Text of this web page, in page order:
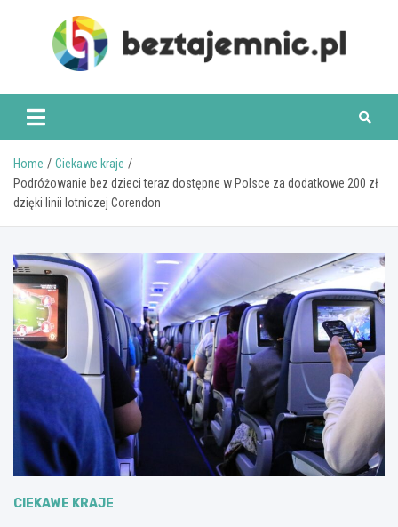
beztajemnic.pl
Home
Ciekawe kraje
Podróżowanie bez dzieci teraz dostępne w Polsce za dodatkowe 200 zł
dzięki linii lotniczej Corendon
CIEKAWE KRAJE